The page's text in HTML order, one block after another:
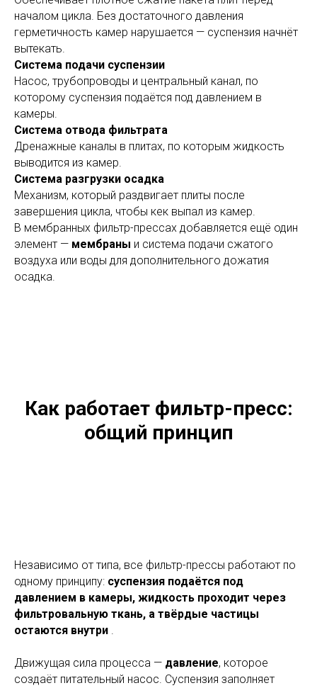
началом цикла. Без достаточного давления
герметичность камер нарушается — суспензия начнёт
вытекать.
Система подачи суспензии
Насос, трубопроводы и центральный канал, по
которому суспензия подаётся под давлением в
камеры.
Система отвода фильтрата
Дренажные каналы в плитах, по которым жидкость
выводится из камер.
Система разгрузки осадка
Механизм, который раздвигает плиты после
завершения цикла, чтобы кек выпал из камер.
В мембранных фильтр-прессах добавляется ещё один
элемент — мембраны и система подачи сжатого
воздуха или воды для дополнительного дожатия
осадка.
Как работает фильтр-пресс:
общий принцип
Независимо от типа, все фильтр-прессы работают по
одному принципу: суспензия подаётся под
давлением в камеры, жидкость проходит через
фильтровальную ткань, а твёрдые частицы
остаются внутри .
Движущая сила процесса — давление, которое
создаёт питательный насос. Суспензия заполняет